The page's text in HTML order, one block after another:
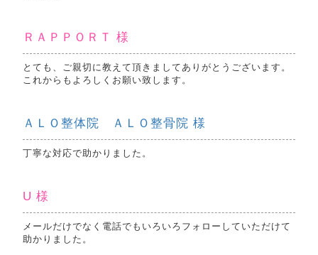
ＲＡＰＰＯＲＴ 様
とても、ご親切に教えて頂きましてありがとうございます。
これからもよろしくお願い致します。
ＡＬＯ整体院 ＡＬＯ整骨院 様
丁寧な対応で助かりました。
U 様
メールだけでなく電話でもいろいろフォローしていただけて
助かりました。